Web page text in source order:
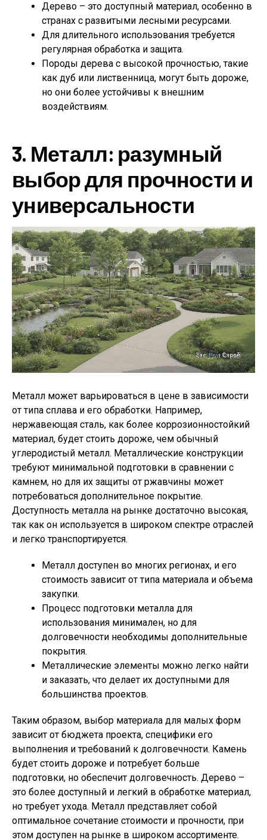
Дерево – это доступный материал, особенно в
странах с развитыми лесными ресурсами.
Для длительного использования требуется
регулярная обработка и защита.
Породы дерева с высокой прочностью, такие
как дуб или лиственница, могут быть дороже,
но они более устойчивы к внешним
воздействиям.
3. Металл: разумный
выбор для прочности и
универсальности
Металл может варьироваться в цене в зависимости
от типа сплава и его обработки. Например,
нержавеющая сталь, как более коррозионностойкий
материал, будет стоить дороже, чем обычный
углеродистый металл. Металлические конструкции
требуют минимальной подготовки в сравнении с
камнем, но для их защиты от ржавчины может
потребоваться дополнительное покрытие.
Доступность металла на рынке достаточно высокая,
так как он используется в широком спектре отраслей
и легко транспортируется.
Металл доступен во многих регионах, и его
стоимость зависит от типа материала и объема
закупки.
Процесс подготовки металла для
использования минимален, но для
долговечности необходимы дополнительные
покрытия.
Металлические элементы можно легко найти
и заказать, что делает их доступными для
большинства проектов.
Таким образом, выбор материала для малых форм
зависит от бюджета проекта, специфики его
выполнения и требований к долговечности. Камень
будет стоить дороже и потребует больше
подготовки, но обеспечит долговечность. Дерево –
это более доступный и легкий в обработке материал,
но требует ухода. Металл представляет собой
оптимальное сочетание стоимости и прочности, при
этом доступен на рынке в широком ассортименте.